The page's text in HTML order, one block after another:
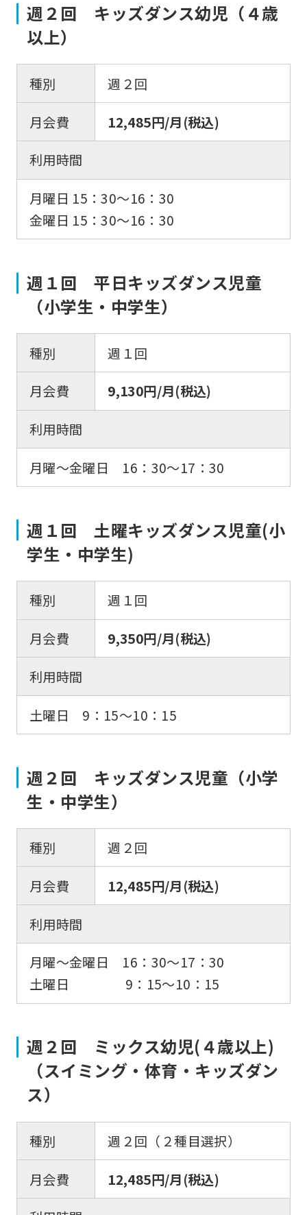
週２回 キッズダンス幼児（４歳
以上）
種別
週２回
月会費
12,485円/月(税込)
利用時間
月曜日 15：30〜16：30
金曜日 15：30〜16：30
週１回 平日キッズダンス児童
（小学生・中学生）
種別
週１回
月会費
9,130円/月(税込)
利用時間
月曜～金曜日 16：30〜17：30
週１回 土曜キッズダンス児童(小
学生・中学生)
種別
週１回
月会費
9,350円/月(税込)
利用時間
土曜日 9：15〜10：15
週２回 キッズダンス児童（小学
生・中学生）
種別
週２回
月会費
12,485円/月(税込)
利用時間
月曜～金曜日 16：30〜17：30
土曜日 9：15〜10：15
週２回 ミックス幼児(４歳以上)
（スイミング・体育・キッズダン
ス）
種別
週２回（２種目選択）
月会費
12,485円/月(税込)